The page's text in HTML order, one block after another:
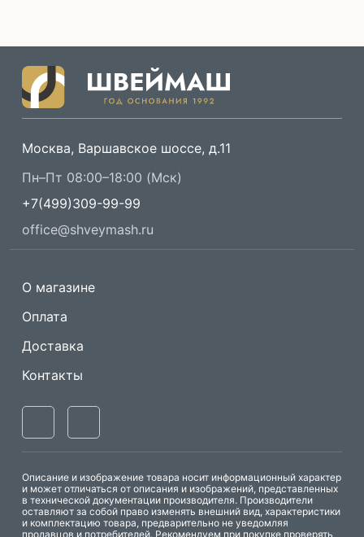
Москва, Варшавское шоссе, д.11
Пн–Пт 08:00–18:00 (Мск)
+7(499)309-99-99
office@shveymash.ru
О магазине
Оплата
Доставка
Контакты
Описание и изображение товара носит информационный характер
и может отличаться от описания и изображений, представленных
в технической документации производителя. Производители
оставляют за собой право изменять внешний вид, характеристики
и комплектацию товара, предварительно не уведомляя
продавцов и потребителей. Рекомендуем при покупке проверять